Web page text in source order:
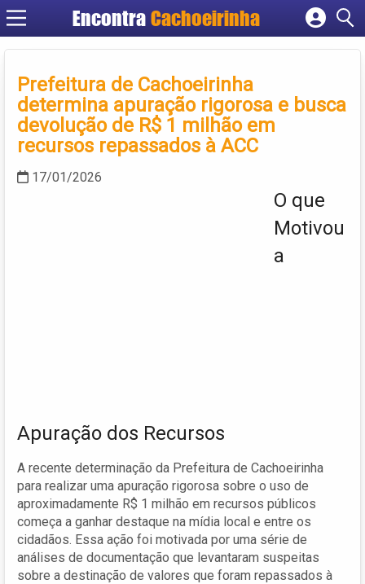
Encontra Cachoeirinha
Cadastrar empresa
Criar conta
Prefeitura de Cachoeirinha
determina apuração rigorosa e busca
devolução de R$ 1 milhão em
recursos repassados à ACC
17/01/2026
O que
Motivou
a
Apuração dos Recursos
A recente determinação da Prefeitura de Cachoeirinha
para realizar uma apuração rigorosa sobre o uso de
aproximadamente R$ 1 milhão em recursos públicos
começa a ganhar destaque na mídia local e entre os
cidadãos. Essa ação foi motivada por uma série de
análises de documentação que levantaram suspeitas
sobre a destinação de valores que foram repassados à